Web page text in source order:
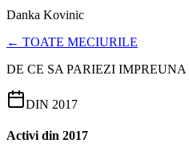
Danka Kovinic
← TOATE MECIURILE
DE CE SA PARIEZI
DIN 2017
Activi din 2017